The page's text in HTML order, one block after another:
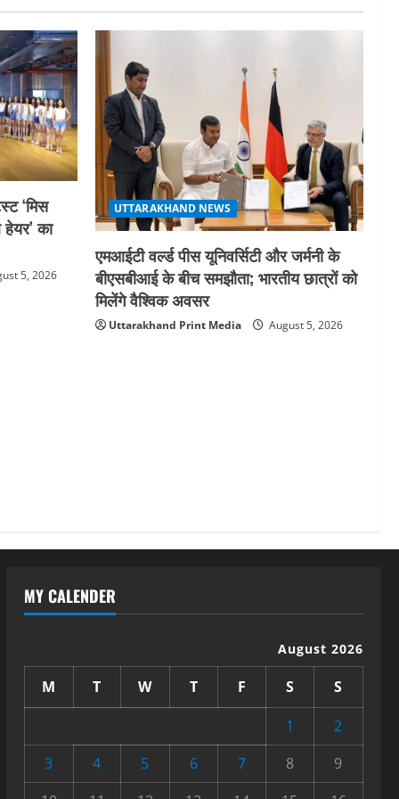
‘मिस
का
5, 2026
UTTARAKHAND NEWS
एमआईटी वर्ल्ड पीस यूनिवर्सिटी और जर्मनी के
बीएसबीआई के बीच समझौता; भारतीय छात्रों को
मिलेंगे वैश्विक अवसर
Uttarakhand Print Media August 5, 2026
MY CALENDER
August 2026
M T W T F S
S
1
2
3
4 5 6 7 8
9